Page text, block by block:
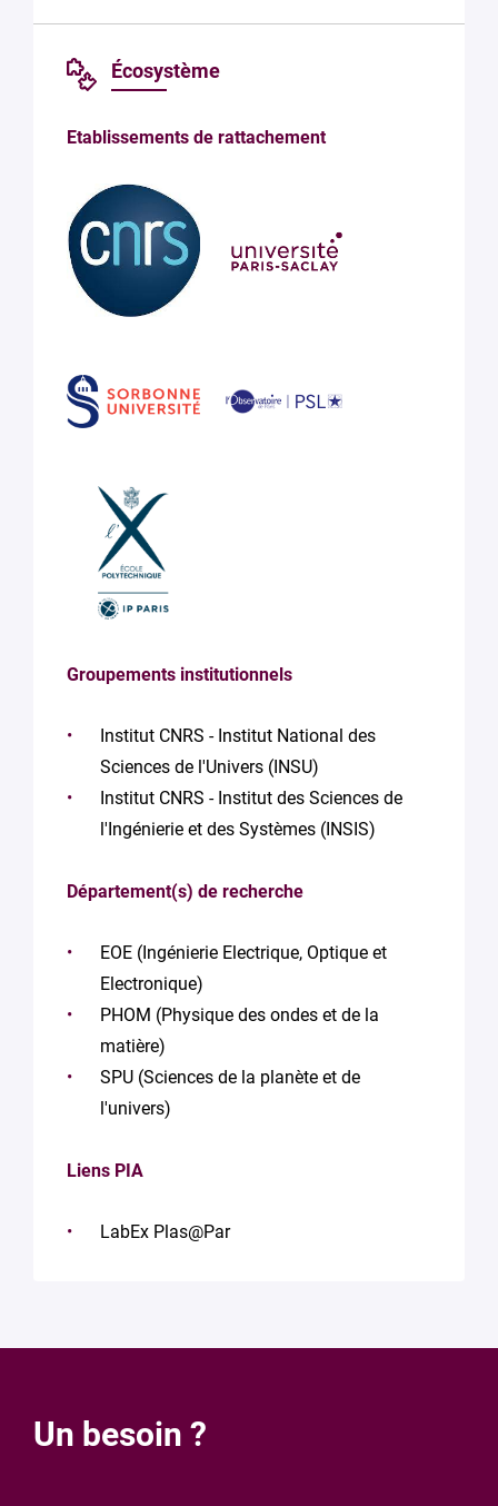
Écosystème
Etablissements de rattachement
Groupements institutionnels
Institut CNRS - Institut National des
Sciences de l'Univers (INSU)
Institut CNRS - Institut des Sciences de
l'Ingénierie et des Systèmes (INSIS)
Département(s) de recherche
EOE (Ingénierie Electrique, Optique et
Electronique)
PHOM (Physique des ondes et de la
matière)
SPU (Sciences de la planète et de
l'univers)
Liens PIA
LabEx Plas@Par
Un besoin ?